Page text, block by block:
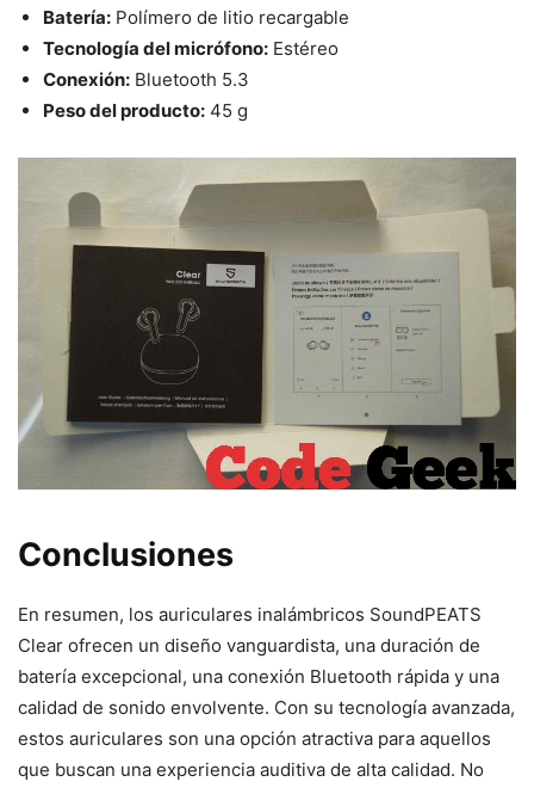
Batería: Polímero de litio recargable
Tecnología del micrófono: Estéreo
Conexión: Bluetooth 5.3
Peso del producto: 45 g
Conclusiones
En resumen, los auriculares inalámbricos SoundPEATS
Clear ofrecen un diseño vanguardista, una duración de
batería excepcional, una conexión Bluetooth rápida y una
calidad de sonido envolvente. Con su tecnología avanzada,
estos auriculares son una opción atractiva para aquellos
que buscan una experiencia auditiva de alta calidad. No